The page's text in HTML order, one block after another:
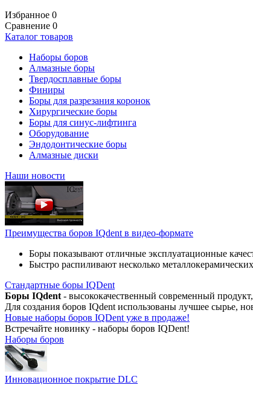
Избранное 0
Сравнение 0
Каталог товаров
Наборы боров
Алмазные боры
Твердосплавные боры
Финиры
Боры для разрезания коронок
Хирургические боры
Боры для синус-лифтинга
Оборудование
Эндодонтические боры
Алмазные диски
Наши новости
Преимущества боров IQdent в видео-формате
Боры показывают отличные эксплуатационные
Быстро распиливают несколько
Стандартные боры IQDent
Боры IQdent - высококачественный современный
Для создания боров IQdent использованы лучшее сырье,
Новые наборы боров IQDent уже в продаже!
Встречайте новинку - наборы боров IQDent!
Наборы боров
Инновационное покрытие DLC